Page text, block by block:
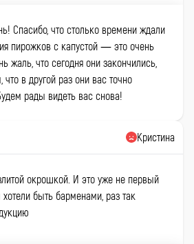
Спасибо, что столько времени ждали
пирожков с капустой — это очень
жаль, что сегодня они закончились,
что в другой раз они вас точно
рады видеть вас снова!
Кристина
окрошкой. И это уже не первый
быть барменами, раз так